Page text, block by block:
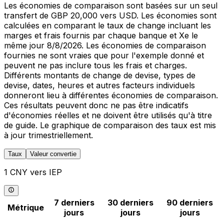
Les économies de comparaison sont basées sur un seul
transfert de GBP 20,000 vers USD. Les économies sont
calculées en comparant le taux de change incluant les
marges et frais fournis par chaque banque et Xe le
même jour 8/8/2026. Les économies de comparaison
fournies ne sont vraies que pour l'exemple donné et
peuvent ne pas inclure tous les frais et charges.
Différents montants de change de devise, types de
devise, dates, heures et autres facteurs individuels
donneront lieu à différentes économies de comparaison.
Ces résultats peuvent donc ne pas être indicatifs
d'économies réelles et ne doivent être utilisés qu'à titre
de guide. Le graphique de comparaison des taux est mis
à jour trimestriellement.
Taux Valeur convertie
1 CNY vers IEP
Métrique
7 derniers
jours
30 derniers
jours
90 derniers
jours